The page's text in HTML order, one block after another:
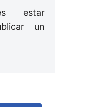
estar
un